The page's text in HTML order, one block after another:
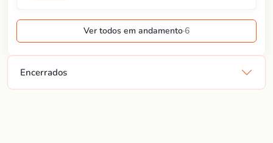
Ver todos em andamento·6
Encerrados